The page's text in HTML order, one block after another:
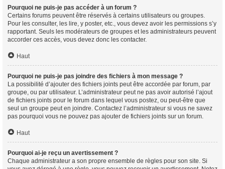
Pourquoi ne puis-je pas accéder à un forum ?
Certains forums peuvent être réservés à certains utilisateurs ou groupes.
Pour les consulter, les lire, y poster, etc., vous devez avoir les permissions s’y
rapportant. Seuls les modérateurs de groupes et les administrateurs peuvent
accorder ces accès, vous devez donc les contacter.
Haut
Pourquoi ne puis-je pas joindre des fichiers à mon message ?
La possibilité d’ajouter des fichiers joints peut être accordée par forum, par
groupe, ou par utilisateur. L’administrateur peut ne pas avoir autorisé l’ajout
de fichiers joints pour le forum dans lequel vous postez, ou peut-être que
seul un groupe peut en joindre. Contactez l’administrateur si vous ne savez
pas pourquoi vous ne pouvez pas ajouter de fichiers joints sur un forum.
Haut
Pourquoi ai-je reçu un avertissement ?
Chaque administrateur a son propre ensemble de règles pour son site. Si